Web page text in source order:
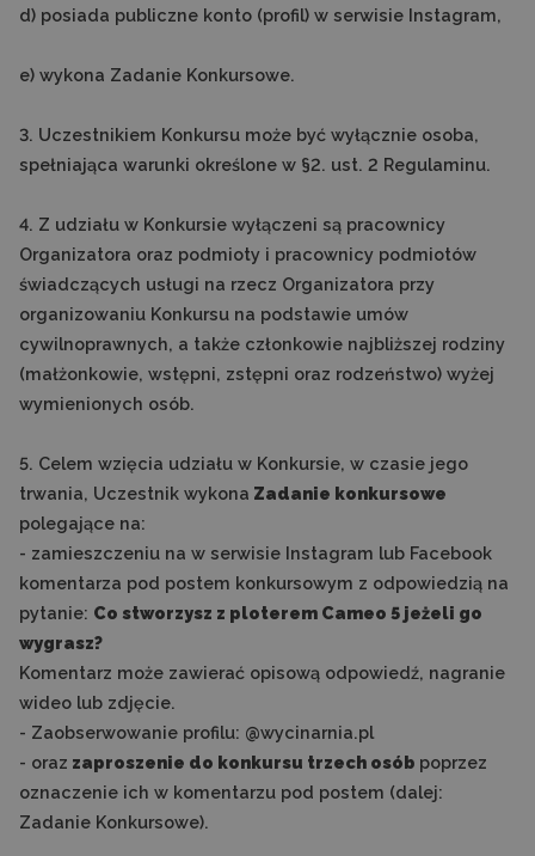
d) posiada publiczne konto (profil) w serwisie Instagram,
e) wykona Zadanie Konkursowe.
3. Uczestnikiem Konkursu może być wyłącznie osoba,
spełniająca warunki określone w §2. ust. 2 Regulaminu.
4. Z udziału w Konkursie wyłączeni są pracownicy
Organizatora oraz podmioty i pracownicy podmiotów
świadczących usługi na rzecz Organizatora przy
organizowaniu Konkursu na podstawie umów
cywilnoprawnych, a także członkowie najbliższej rodziny
(małżonkowie, wstępni, zstępni oraz rodzeństwo) wyżej
wymienionych osób.
5. Celem wzięcia udziału w Konkursie, w czasie jego
trwania, Uczestnik wykona Zadanie konkursowe
polegające na:
- zamieszczeniu na w serwisie Instagram lub Facebook
komentarza pod postem konkursowym z odpowiedzią na
pytanie: Co stworzysz z ploterem Cameo 5 jeżeli go
wygrasz?
Komentarz może zawierać opisową odpowiedź, nagranie
wideo lub zdjęcie.
- Zaobserwowanie profilu: @wycinarnia.pl
- oraz zaproszenie do konkursu trzech osób poprzez
oznaczenie ich w komentarzu pod postem (dalej:
Zadanie Konkursowe).